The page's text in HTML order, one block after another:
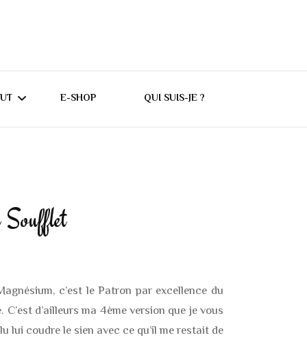
E-SHOP QUI SUIS-JE ?
c’est le Patron par excellence du
d’ailleurs ma 4ème version que je vous
lui coudre le sien avec ce qu’il me restait de